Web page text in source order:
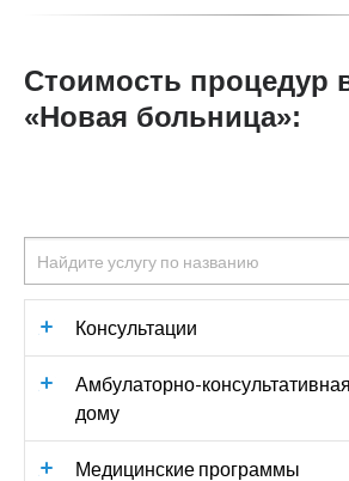
Стоимость процедур
«Новая больница»:
Консультации
Амбулаторно-
дому
Медицинские программы